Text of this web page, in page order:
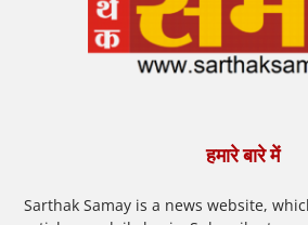
हमारे बारे में
Sarthak Samay is a news website,